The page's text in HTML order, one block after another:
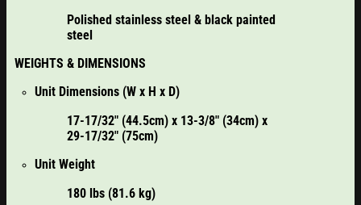
Polished stainless steel & black painted
steel
WEIGHTS & DIMENSIONS
Unit Dimensions (W x H x D)
17-17/32″ (44.5cm) x 13-3/8″ (34cm) x
29-17/32″ (75cm)
Unit Weight
180 lbs (81.6 kg)